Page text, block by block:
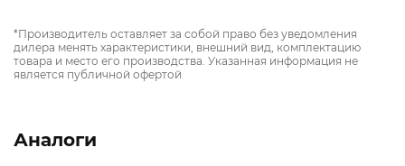
*Производитель оставляет за собой право без уведомления
дилера менять характеристики, внешний вид, комплектацию
товара и место его производства. Указанная информация не
является публичной офертой
Аналоги